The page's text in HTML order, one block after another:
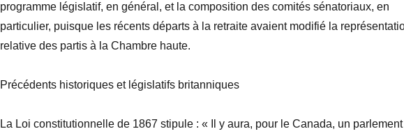
programme législatif, en général, et la composition des comités sénatoriaux, en
particulier, puisque les récents départs à la retraite avaient modifié la
relative des partis à la Chambre haute.
Précédents historiques et législatifs britanniques
La Loi constitutionnelle de 1867 stipule : « Il y aura, pour le Canada, un parlement